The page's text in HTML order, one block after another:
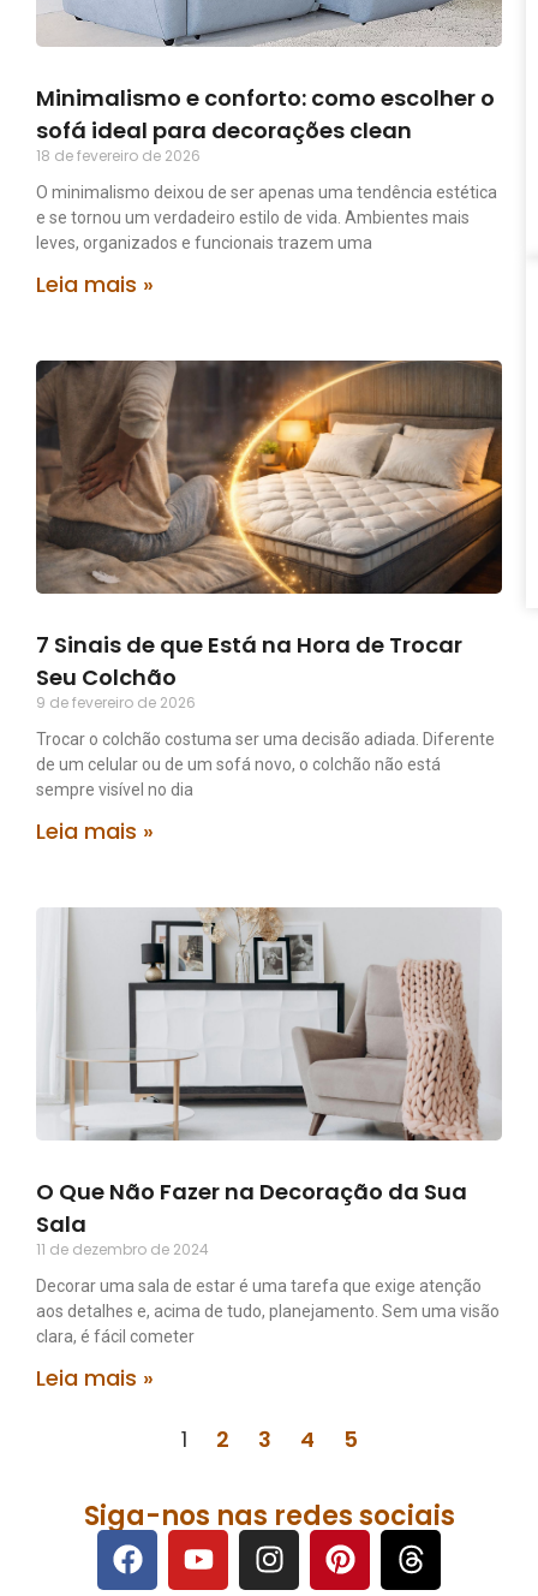
Minimalismo e conforto: como escolher o
sofá ideal para decorações clean
18 de fevereiro de 2026
O minimalismo deixou de ser apenas uma tendência estética
e se tornou um verdadeiro estilo de vida. Ambientes mais
leves, organizados e funcionais trazem uma
Leia mais »
7 Sinais de que Está na Hora de Trocar
Seu Colchão
9 de fevereiro de 2026
Trocar o colchão costuma ser uma decisão adiada. Diferente
de um celular ou de um sofá novo, o colchão não está
sempre visível no dia
Leia mais »
O Que Não Fazer na Decoração da Sua
Sala
11 de dezembro de 2024
Decorar uma sala de estar é uma tarefa que exige atenção
aos detalhes e, acima de tudo, planejamento. Sem uma visão
clara, é fácil cometer
Leia mais »
1 2 3 4 5
Siga-nos nas redes sociais